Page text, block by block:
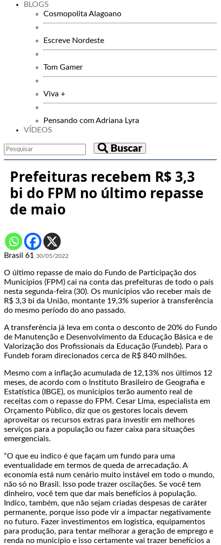
BLOGS
Cosmopolita Alagoano
Escreve Nordeste
Tom Gamer
Viva +
Pensando com Adriana Lyra
VÍDEOS
Buscar
Prefeituras recebem R$ 3,3
bi do FPM no último repasse
de maio
Brasil 61 30/05/2022
O último repasse de maio do Fundo de Participação dos
Municípios (FPM) cai na conta das prefeituras de todo o país
nesta segunda-feira (30). Os municípios vão receber mais de
R$ 3,3 bi da União, montante 19,3% superior à transferência
do mesmo período do ano passado.
A transferência já leva em conta o desconto de 20% do Fundo
de Manutenção e Desenvolvimento da Educação Básica e de
Valorização dos Profissionais da Educação (Fundeb). Para o
Fundeb foram direcionados cerca de R$ 840 milhões.
Mesmo com a inflação acumulada de 12,13% nos últimos 12
meses, de acordo com o Instituto Brasileiro de Geografia e
Estatística (IBGE), os municípios terão aumento real de
receitas com o repasse do FPM. Cesar Lima, especialista em
Orçamento Pùblico, diz que os gestores locais devem
aproveitar os recursos extras para investir em melhores
serviços para a população ou fazer caixa para situações
emergenciais.
“O que eu indico é que façam um fundo para uma
eventualidade em termos de queda de arrecadação. A
economia está num cenário muito instável em todo o mundo,
não só no Brasil. Isso pode trazer oscilações. Se você tem
dinheiro, você tem que dar mais benefícios à população.
Indico, também, que não sejam criadas despesas de caráter
permanente, porque isso pode vir a impactar negativamente
no futuro. Fazer investimentos em logística, equipamentos
para produção, para tentar melhorar a geração de emprego e
renda no município e isso certamente vai trazer benefícios a